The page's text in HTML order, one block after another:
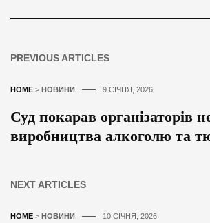
PREVIOUS ARTICLES
HOME > НОВИНИ 9 СІЧНЯ, 2026
Суд покарав організаторів
виробництва алкоголю та
NEXT ARTICLES
HOME > НОВИНИ 10 СІЧНЯ, 2026